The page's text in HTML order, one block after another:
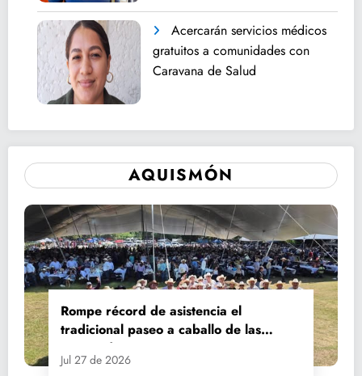
Acercarán servicios médicos
gratuitos a comunidades con
Caravana de Salud
AQUISMÓN
Rompe récord de asistencia el
tradicional paseo a caballo de las
Fiestas de Santiago y Santa Ana
Jul 27 de 2026